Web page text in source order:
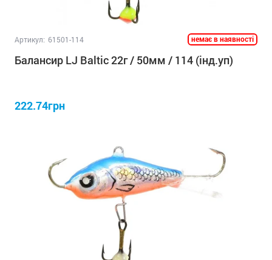
Артикул: 61501-114 немає в наявності
Балансир LJ Baltic 22г / 50мм / 114 (інд.уп)
222.74грн